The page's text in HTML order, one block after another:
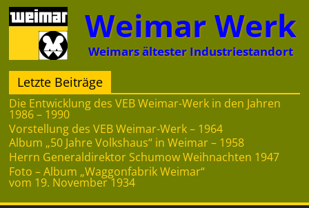
Zum
Inhalt
springen
Weimar Werk
Weimars ältester Industriestandort
Letzte Beiträge
Die Entwicklung des VEB Weimar-Werk in den Jahren
1986 – 1990
Vorstellung des VEB Weimar-Werk – 1964
Album „50 Jahre Volkshaus“ in Weimar – 1958
Herrn Generaldirektor Schumow Weihnachten 1947
Foto – Album „Waggonfabrik Weimar“
vom 19. November 1934